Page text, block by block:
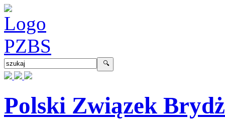
Polski Związek